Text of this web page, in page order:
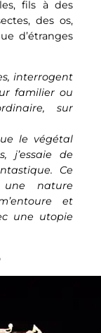
fils à des
des os,
d’étranges
interrogent
familier ou
sur
le végétal
j’essaie de
Ce
nature
et
une utopie